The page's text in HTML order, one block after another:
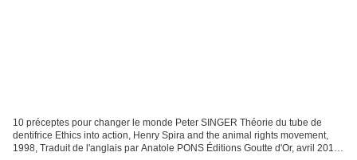
10 préceptes pour changer le monde Peter SINGER Théorie du tube de
dentifrice Ethics into action, Henry Spira and the animal rights movement,
1998, Traduit de l'anglais par Anatole PONS Éditions Goutte d'Or, avril 2018,